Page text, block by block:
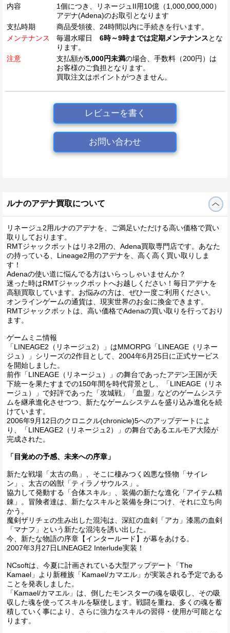
内容
1個につき、リネージュII用10億（1,000,000,000）
アデナ(Adena)のお取引となります
支払時期
商品受領後、24時間以内に手続きを行います。
メンテナンス
毎週水曜日 6時～9時までは定期メンテナンスとな
ります。
注意
支払額が5,000円未満の場合、手数料（200円）は
お客様のご負担となります。
買取注文はポイントがつきません。
レビューを書く
お問い合わせ
ルナのアデナ買取について
リネージュ2用ルナのアデナを、ご満足いただける高い価格で買い
取りしております。
RMTジャックポットはリネ2用の、Adena買取専門店です。あなた
の持っている、Lineage2用のアデナを、高く高く買い取りしま
す！
Adenaの使い道に悩んでる方はいらっしゃいませんか？
迷った時はRMTジャックポットへお越しください！毎日アデナを
高額買取しています。お悩みの方は、ぜひ一度ご利用ください。
オンラインゲームの通貨は、現実世界のお金に換金できます。
RMTジャックポットは、高い価格でAdenaの買い取りを行っており
ます。
ゲームミニ情報
「LINEAGE2（リネージュ2）」はMMORPG「LINEAGE（リネー
ジュ）」シリーズの2作目として、2004年6月25日に正式サービス
を開始しました。
前作「LINEAGE（リネージュ）」の舞台であったアデン王国が天
下統一を果たすまでの150年間を時代背景とし、「LINEAGE（リネ
ージュ）」で好評であった「攻城戦」「血盟」などのゲームシステ
ムを継承進化させつつ、新たなゲームシステムを盛り込み進化を続
けています。
2006年9月12日のクロニクル(chronicle)5へのアップデートによ
り、「LINEAGE2（リネージュ2）」の舞台であるエルモア大陸が
完成された。
「目覚めの予感、未来への序章」
新たな戦場「太古の島」、そこに棲みつく凶悪な怪物「サイレ
ン」、太古の凶獣「ティラノサウルス」。
協力して発動する「合体スキル」、装備の新たな進化「アイテム精
錬」。冒険者達は、新たなスキルと装備を身につけ、それに立ち向
かう。
魔剣ザリチェの生み出した混沌は、深紅の血剣「アカ」漆黒の血剣
「マナフ」という新たな混沌を誘い出した。
今、新たな物語の序章【インタールード】が幕をあける。
2007年3月27日LINEAGE2 Interlude実装！
NCsoftは、今夏に計画されている大型アップデート「The
Kamael」より新種族「Kamael/カマエル」が実装される予定である
ことを発表しました。
「Kamael/カマエル」は、倒したモンスターの魂を吸収し、その吸
収した魂を使ってスキルを駆使します。戦闘を重ね、多くの魂を蓄
積していく事により、さらに強力なスキルの習得・使用が可能とな
ります。